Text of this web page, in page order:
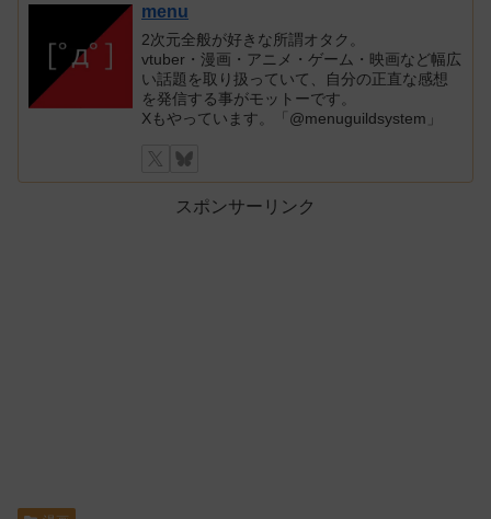
menu
2次元全般が好きな所謂オタク。
vtuber・漫画・アニメ・ゲーム・映画など幅広
い話題を取り扱っていて、自分の正直な感想
を発信する事がモットーです。
Xもやっています。「@menuguildsystem」
スポンサーリンク